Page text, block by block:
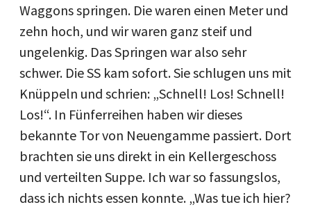
Waggons springen. Die waren einen Meter und
zehn hoch, und wir waren ganz steif und
ungelenkig. Das Springen war also sehr
schwer. Die SS kam sofort. Sie schlugen uns mit
Knüppeln und schrien: „Schnell! Los! Schnell!
Los!“. In Fünferreihen haben wir dieses
bekannte Tor von Neuengamme passiert. Dort
brachten sie uns direkt in ein Kellergeschoss
und verteilten Suppe. Ich war so fassungslos,
dass ich nichts essen konnte. „Was tue ich hier?